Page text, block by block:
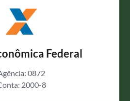
Federal
0872
2000-8